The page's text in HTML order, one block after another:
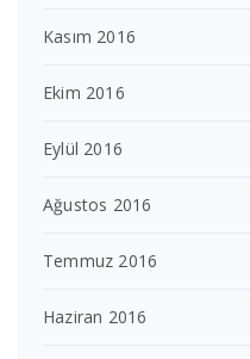
Kasım 2016
Ekim 2016
Eylül 2016
Ağustos 2016
Temmuz 2016
Haziran 2016